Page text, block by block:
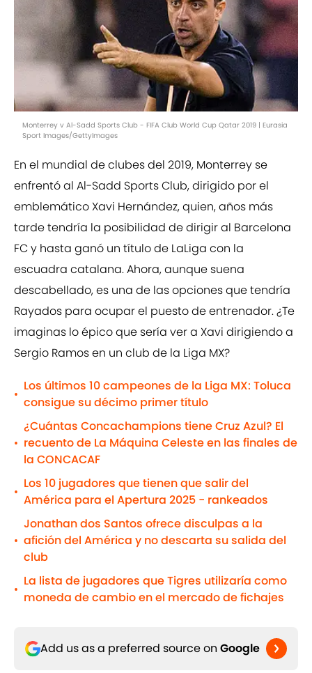
Monterrey v Al-Sadd Sports Club - FIFA Club World Cup Qatar 2019 | Eurasia
Sport Images/GettyImages
En el mundial de clubes del 2019, Monterrey se
enfrentó al Al-Sadd Sports Club, dirigido por el
emblemático Xavi Hernández, quien, años más
tarde tendría la posibilidad de dirigir al Barcelona
FC y hasta ganó un título de LaLiga con la
escuadra catalana. Ahora, aunque suena
descabellado, es una de las opciones que tendría
Rayados para ocupar el puesto de entrenador. ¿Te
imaginas lo épico que sería ver a Xavi dirigiendo a
Sergio Ramos en un club de la Liga MX?
•
Los últimos 10 campeones de la Liga MX: Toluca
consigue su décimo primer título
•
¿Cuántas Concachampions tiene Cruz Azul? El
recuento de La Máquina Celeste en las finales de
la CONCACAF
•
Los 10 jugadores que tienen que salir del
América para el Apertura 2025 - rankeados
•
Jonathan dos Santos ofrece disculpas a la
afición del América y no descarta su salida del
club
•
La lista de jugadores que Tigres utilizaría como
moneda de cambio en el mercado de fichajes
Add us as a preferred source on Google